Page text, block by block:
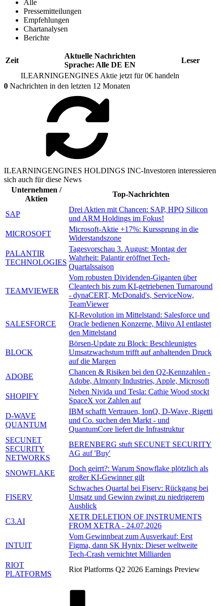
Alle
Pressemitteilungen
Empfehlungen
Chartanalysen
Berichte
Zeit
Aktuelle Nachrichten
Sprache: Alle DE EN
Leser
ILEARNINGENGINES Aktie jetzt für 0€ handeln
0 Nachrichten in den letzten 12 Monaten
ILEARNINGENGINES HOLDINGS INC-Investoren interessieren
sich auch für diese News
Unternehmen /
Aktien
Top-Nachrichten
SAP
Drei Aktien mit Chancen: SAP, HPQ Silicon
und ARM Holdings im Fokus!
MICROSOFT
Microsoft-Aktie +17%: Kurssprung in die
Widerstandszone
PALANTIR
TECHNOLOGIES
Tagesvorschau 3. August: Montag der
Wahrheit: Palantir eröffnet Tech-
Quartalssaison
TEAMVIEWER
Vom robusten Dividenden-Giganten über
Cleantech bis zum KI-getriebenen Turnaround
- dynaCERT, McDonald's, ServiceNow,
TeamViewer
SALESFORCE
KI-Revolution im Mittelstand: Salesforce und
Oracle bedienen Konzerne, Miivo AI entlastet
den Mittelstand
BLOCK
Börsen-Update zu Block: Beschleunigtes
Umsatzwachstum trifft auf anhaltenden Druck
auf die Margen
ADOBE
Chancen & Risiken bei den Q2-Kennzahlen -
Adobe, Almonty Industries, Apple, Microsoft
SHOPIFY
Neben Nivida und Tesla: Cathie Wood stockt
SpaceX vor Zahlen auf
D-WAVE
QUANTUM
IBM schafft Vertrauen, IonQ, D-Wave, Rigetti
und Co. suchen den Markt - und
QuantumCore liefert die Infrastruktur
SECUNET
SECURITY
NETWORKS
BERENBERG stuft SECUNET SECURITY
AG auf 'Buy'
SNOWFLAKE
Doch geirrt?: Warum Snowflake plötzlich als
großer KI-Gewinner gilt
FISERV
Schwaches Quartal bei Fiserv: Rückgang bei
Umsatz und Gewinn zwingt zu niedrigerem
Ausblick
C3.AI
XETR DELETION OF INSTRUMENTS
FROM XETRA - 24.07.2026
INTUIT
Vom Gewinnbeat zum Ausverkauf: Erst
Figma, dann SK Hynix: Dieser weltweite
Tech-Crash vernichtet Milliarden
RIOT
PLATFORMS
Riot Platforms Q2 2026 Earnings Preview